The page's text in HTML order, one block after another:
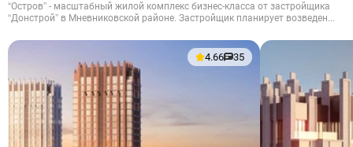
“Остров” - масштабный жилой комплекс бизнес-класса от застройщика
“Донстрой” в Мневниковской районе. Застройщик планирует возведен...
4.66 35